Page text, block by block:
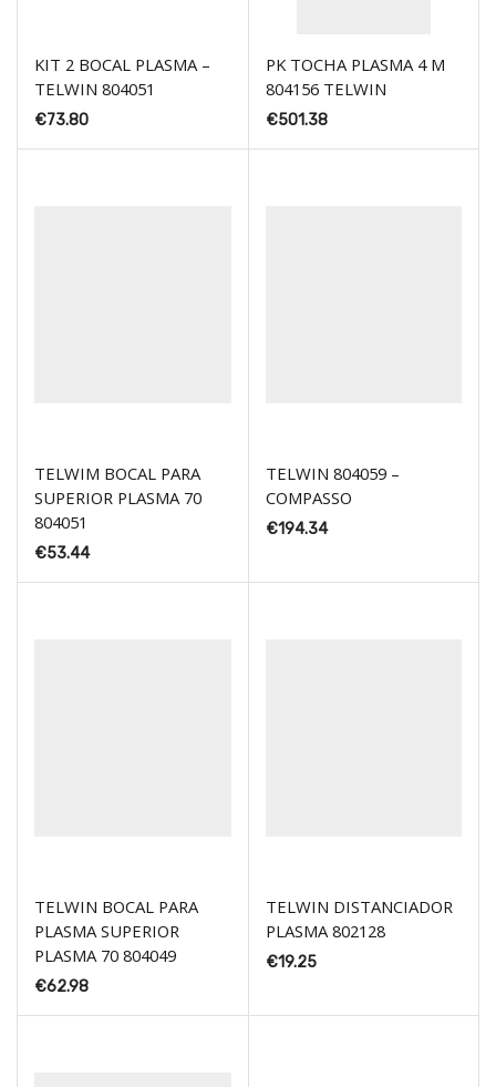
KIT 2 BOCAL PLASMA –
TELWIN 804051
€73.80
PK TOCHA PLASMA 4 M
804156 TELWIN
€501.38
TELWIM BOCAL PARA
SUPERIOR PLASMA 70
804051
€53.44
TELWIN 804059 –
COMPASSO
€194.34
TELWIN BOCAL PARA
PLASMA SUPERIOR
PLASMA 70 804049
€62.98
TELWIN DISTANCIADOR
PLASMA 802128
€19.25